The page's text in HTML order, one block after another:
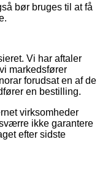
bør bruges til at få
Vi har aftaler
markedsfører
forudsat en af de
en bestilling.
virksomheder
ikke garantere
efter sidste